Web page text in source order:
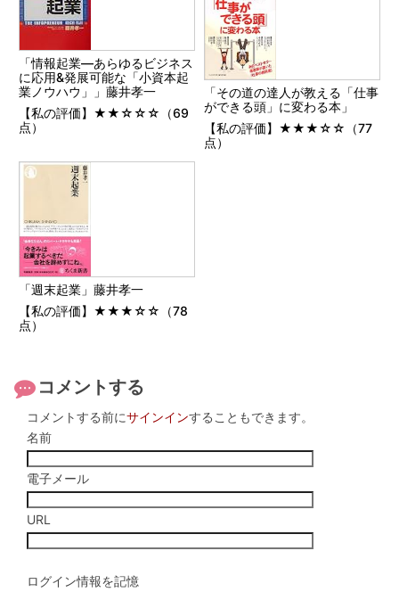
「情報起業―あらゆるビジネス
に応用&発展可能な「小資本起
業ノウハウ」」藤井孝一
【私の評価】★★☆☆☆（69
点）
「その道の達人が教える「仕事
ができる頭」に変わる本」
【私の評価】★★★☆☆（77
点）
「週末起業」藤井孝一
【私の評価】★★★☆☆（78
点）
コメントする
コメントする前にサインインすることもできます。
名前
電子メール
URL
ログイン情報を記憶